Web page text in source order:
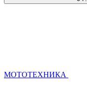
МОТОТЕХНИКА